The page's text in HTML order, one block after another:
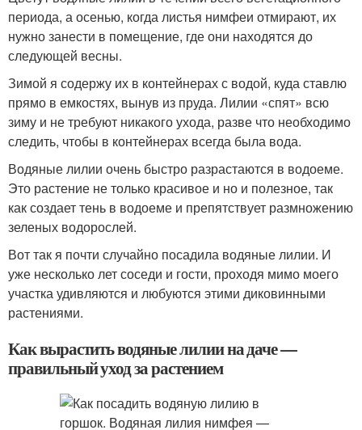
периода, а осенью, когда листья нимфеи отмирают, их
нужно занести в помещение, где они находятся до
следующей весны.
Зимой я содержу их в контейнерах с водой, куда ставлю
прямо в емкостях, вынув из пруда. Лилии «спят» всю
зиму и не требуют никакого ухода, разве что необходимо
следить, чтобы в контейнерах всегда была вода.
Водяные лилии очень быстро разрастаются в водоеме.
Это растение не только красивое и но и полезное, так
как создает тень в водоеме и препятствует размножению
зеленых водорослей.
Вот так я почти случайно посадила водяные лилии. И
уже несколько лет соседи и гости, проходя мимо моего
участка удивляются и любуются этими диковинными
растениями.
Как вырастить водяные лилии на даче —
правильный уход за растением